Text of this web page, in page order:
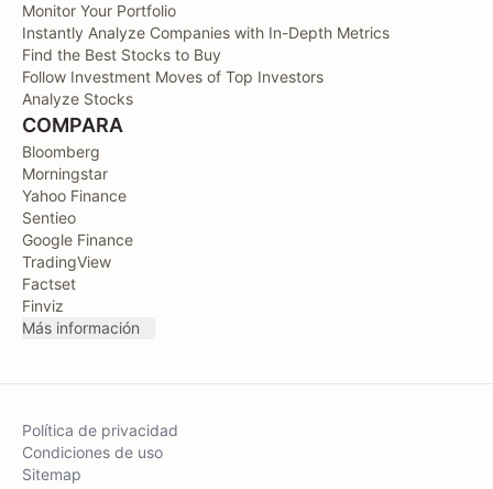
Monitor Your Portfolio
Instantly Analyze Companies with In-Depth Metrics
Find the Best Stocks to Buy
Follow Investment Moves of Top Investors
Analyze Stocks
COMPARA
Bloomberg
Morningstar
Yahoo Finance
Sentieo
Google Finance
TradingView
Factset
Finviz
Más información
Política de privacidad
Condiciones de uso
Sitemap